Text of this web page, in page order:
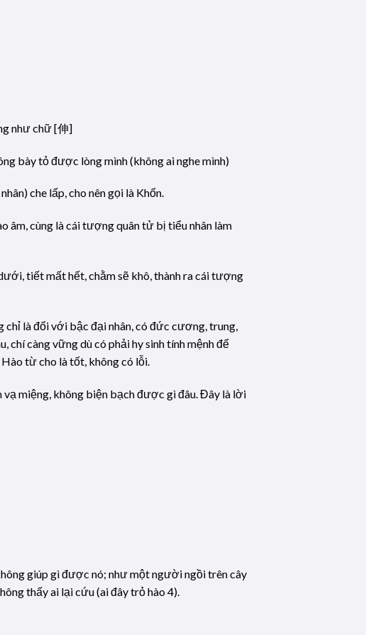
như chữ [伸]
bày tỏ được lòng mình (không ai nghe mình)
che lấp, cho nên gọi là Khốn.
âm, cùng là cái tượng quân tử bị tiểu nhân làm
tiết mất hết, chằm sẽ khô, thành ra cái tượng
chỉ là đối với bậc đại nhân, có đức cương, trung,
càng vững dù có phải hy sinh tính mệnh để
từ cho là tốt, không có lỗi.
vạ miệng, không biện bạch được gì đâu. Đây là lời
giúp gì được nó; như một người ngồi trên cây
thấy ai lại cứu (ai đây trỏ hào 4).